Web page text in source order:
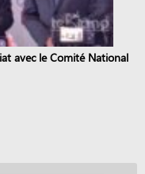
avec le Comité National